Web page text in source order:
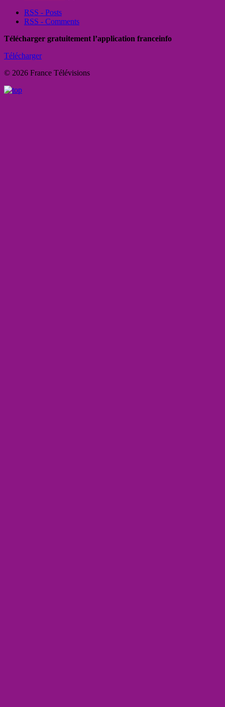
RSS - Posts
RSS - Comments
Télécharger gratuitement l’application franceinfo
Télécharger
© 2026 France Télévisions